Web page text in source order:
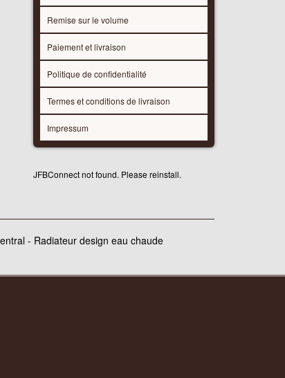
Remise sur le volume
Paiement et livraison
Politique de confidentialité
Termes et conditions de livraison
Impressum
JFBConnect not found. Please reinstall.
- Radiateur design eau chaude